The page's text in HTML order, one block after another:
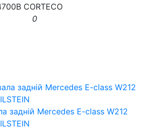
CORTECO
0
задній Mercedes E-class W212